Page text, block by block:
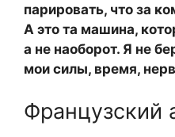
парировать, что за
А это та машина,
а не наоборот. Я не
мои силы, время,
Французский